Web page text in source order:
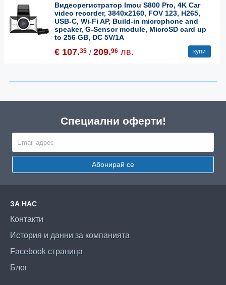
Видеорегистратор Imou S800 Pro, 4K Car
video recorder, 3840x2160, FOV 123, H265,
USB-C, Wi-Fi AP, Build-in microphone and
speaker, G-Sensor module, MicroSD card up
to 256 GB, DC 5V/1A
€ 107.35 / 209.96 лв. купи
Специални оферти!
Абонирай се
ЗА НАС
Контакти
История и данни за компанията
Facebook страница
Блог